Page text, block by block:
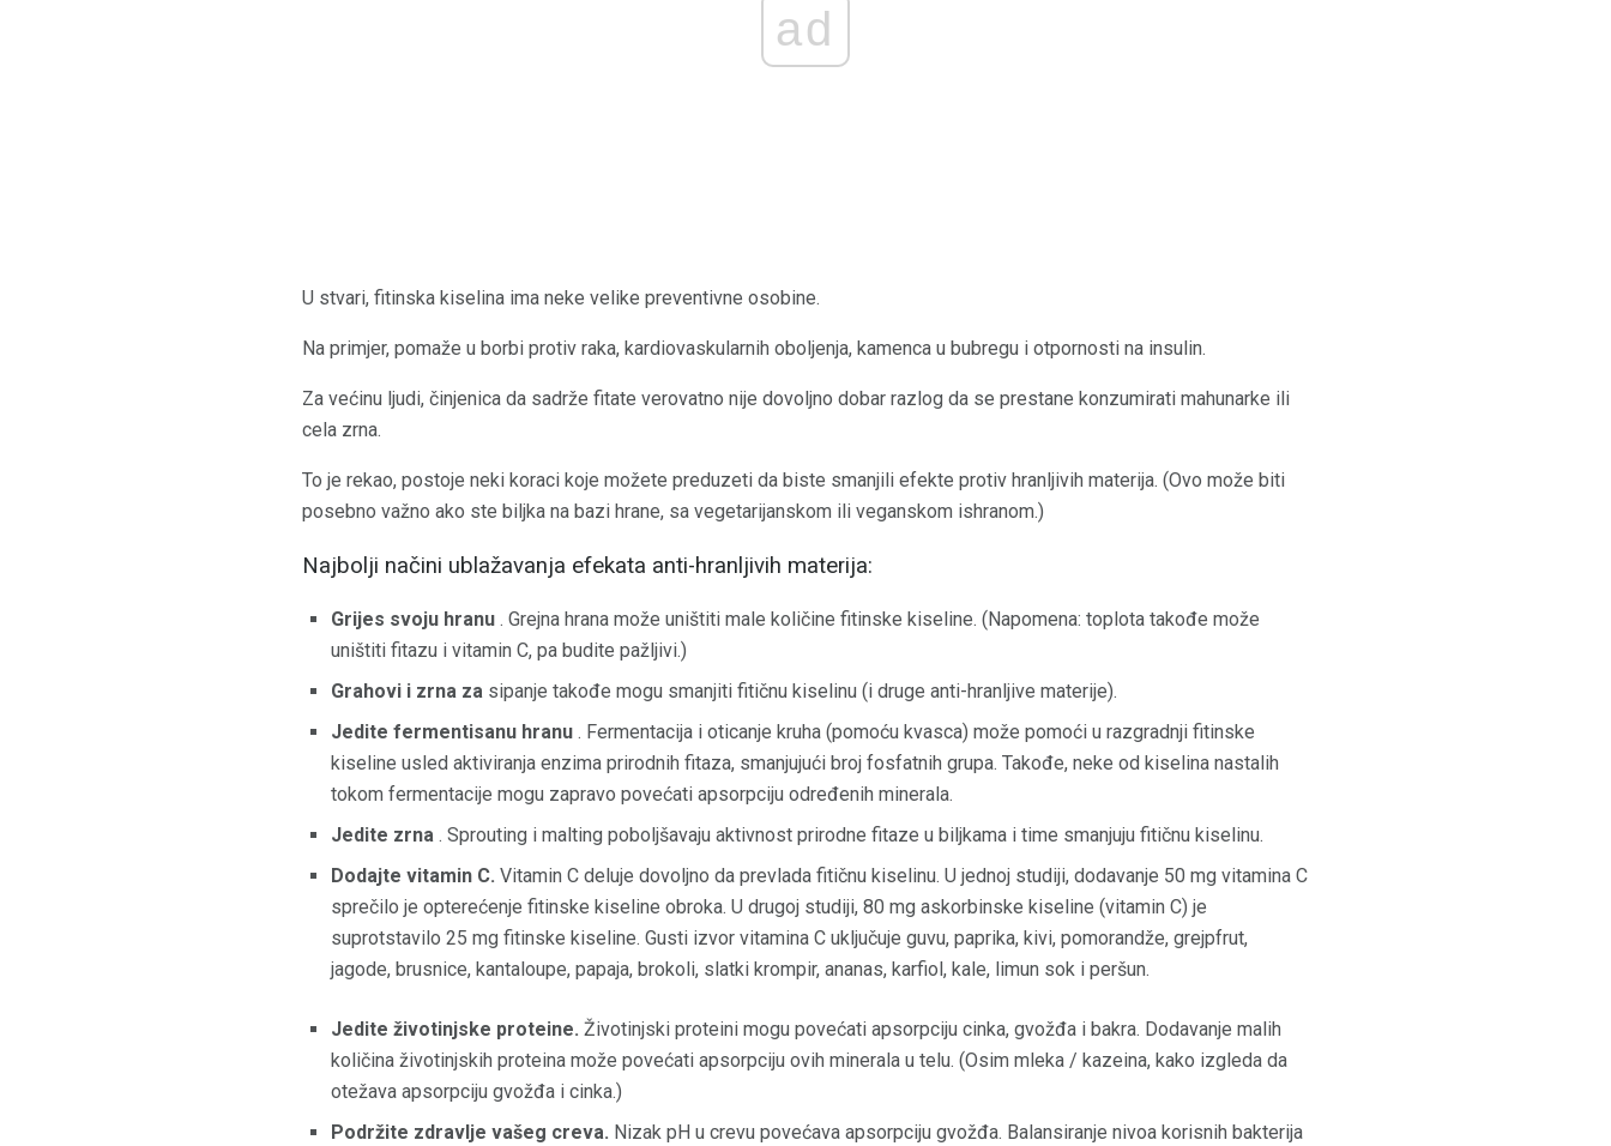
ad
U stvari, fitinska kiselina ima neke velike preventivne osobine.
Na primjer, pomaže u borbi protiv raka, kardiovaskularnih oboljenja, kamenca u bubregu i otpornosti na insulin.
Za većinu ljudi, činjenica da sadrže fitate verovatno nije dovoljno dobar razlog da se prestane konzumirati mahunarke ili
cela zrna.
To je rekao, postoje neki koraci koje možete preduzeti da biste smanjili efekte protiv hranljivih materija. (Ovo može biti
posebno važno ako ste biljka na bazi hrane, sa vegetarijanskom ili veganskom ishranom.)
Najbolji načini ublažavanja efekata anti-hranljivih materija:
Grijes svoju hranu . Grejna hrana može uništiti male količine fitinske kiseline. (Napomena: toplota takođe može
uništiti fitazu i vitamin C, pa budite pažljivi.)
Grahovi i zrna za sipanje takođe mogu smanjiti fitičnu kiselinu (i druge anti-hranljive materije).
Jedite fermentisanu hranu . Fermentacija i oticanje kruha (pomoću kvasca) može pomoći u razgradnji fitinske
kiseline usled aktiviranja enzima prirodnih fitaza, smanjujući broj fosfatnih grupa. Takođe, neke od kiselina nastalih
tokom fermentacije mogu zapravo povećati apsorpciju određenih minerala.
Jedite zrna . Sprouting i malting poboljšavaju aktivnost prirodne fitaze u biljkama i time smanjuju fitičnu kiselinu.
Dodajte vitamin C. Vitamin C deluje dovoljno da prevlada fitičnu kiselinu. U jednoj studiji, dodavanje 50 mg vitamina C
sprečilo je opterećenje fitinske kiseline obroka. U drugoj studiji, 80 mg askorbinske kiseline (vitamin C) je
suprotstavilo 25 mg fitinske kiseline. Gusti izvor vitamina C uključuje guvu, paprika, kivi, pomorandže, grejpfrut,
jagode, brusnice, kantaloupe, papaja, brokoli, slatki krompir, ananas, karfiol, kale, limun sok i peršun.
Jedite životinjske proteine. Životinjski proteini mogu povećati apsorpciju cinka, gvožđa i bakra. Dodavanje malih
količina životinjskih proteina može povećati apsorpciju ovih minerala u telu. (Osim mleka / kazeina, kako izgleda da
otežava apsorpciju gvožđa i cinka.)
Podržite zdravlje vašeg creva. Nizak pH u crevu povećava apsorpciju gvožđa. Balansiranje nivoa korisnih bakterija